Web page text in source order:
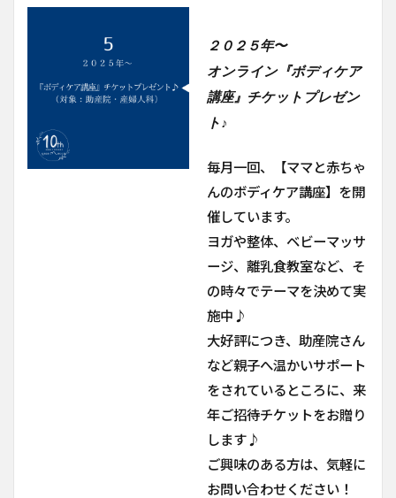
２０２５年〜
オンライン『ボディケア
講座』チケットプレゼン
ト♪
毎月一回、【ママと赤ちゃ
んのボディケア講座】を開
催しています。
ヨガや整体、ベビーマッサ
ージ、離乳食教室など、そ
の時々でテーマを決めて実
施中♪
大好評につき、助産院さん
など親子へ温かいサポート
をされているところに、来
年ご招待チケットをお贈り
します♪
ご興味のある方は、気軽に
お問い合わせください！